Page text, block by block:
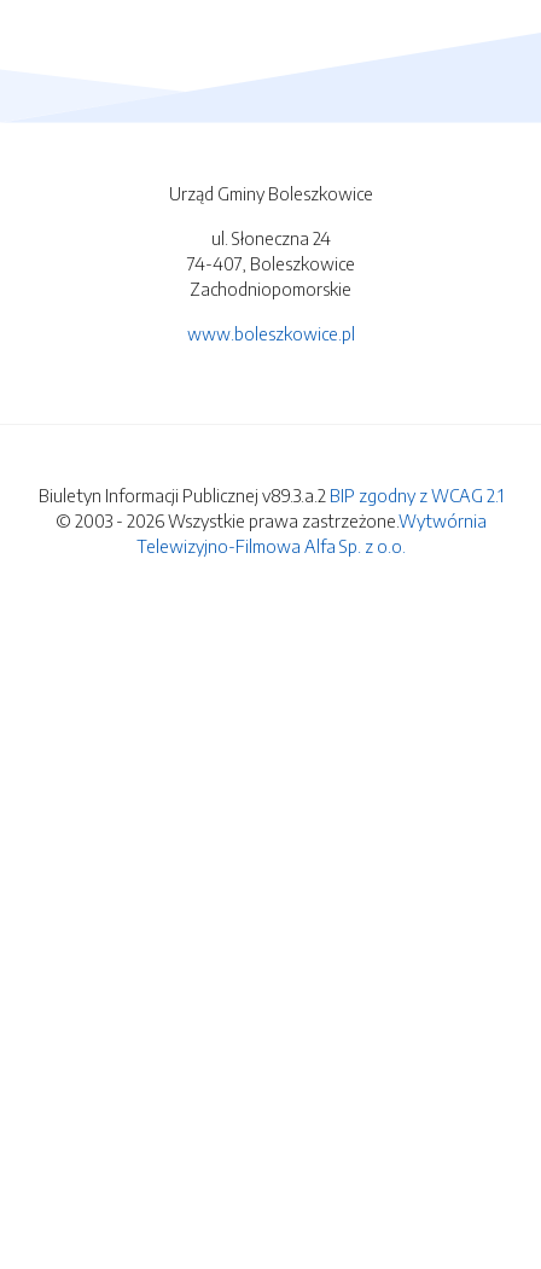
Urząd Gminy Boleszkowice
ul. Słoneczna 24
74-407, Boleszkowice
Zachodniopomorskie
www.boleszkowice.pl
Biuletyn Informacji Publicznej v89.3.a.2 BIP zgodny z WCAG 2.1
© 2003 - 2026 Wszystkie prawa zastrzeżone.Wytwórnia
Telewizyjno-Filmowa Alfa Sp. z o.o.